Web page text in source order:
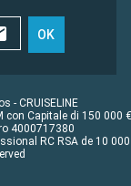
OK
- CRUISELINE
con Capitale di 150 000 €
4000717380
RC RSA de 10 000